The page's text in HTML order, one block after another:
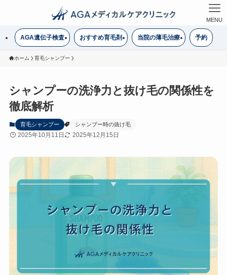
MENU
AGA遺伝子検査 おすすめ育毛剤 当院の薄毛治療 予約
ホーム 育毛シャンプー
シャンプーの洗浄力と抜け毛の関係性を
徹底解析
育毛シャンプー シャンプー時の抜け毛
2025年10月11日 2025年12月15日